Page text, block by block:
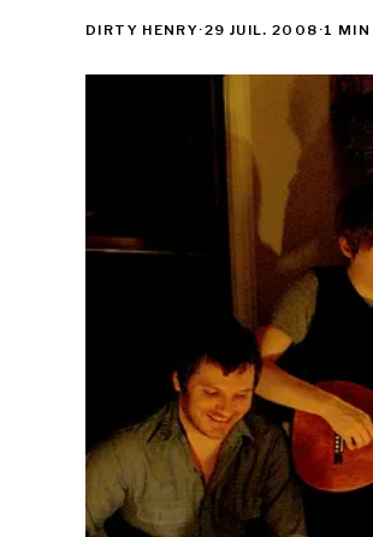
DIRTY HENRY·29 JUIL. 2008 ·1 MIN